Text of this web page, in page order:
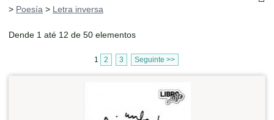
> Poesía > Letra inversa
Dende 1 até 12 de 50 elementos
1 2 3 Seguinte >>